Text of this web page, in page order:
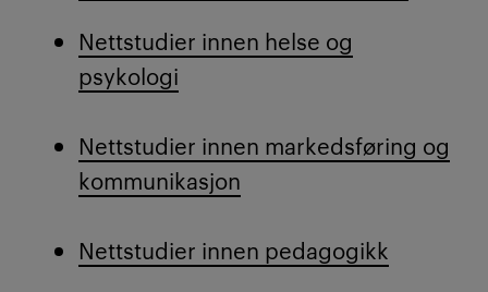
Nettstudier innen helse og
psykologi
Nettstudier innen markedsføring og
kommunikasjon
Nettstudier innen pedagogikk